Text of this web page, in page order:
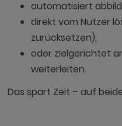
automatisiert
direkt vom Nutzer
zurücksetzen),
oder zielgerichtet
weiterleiten.
Das spart Zeit – auf